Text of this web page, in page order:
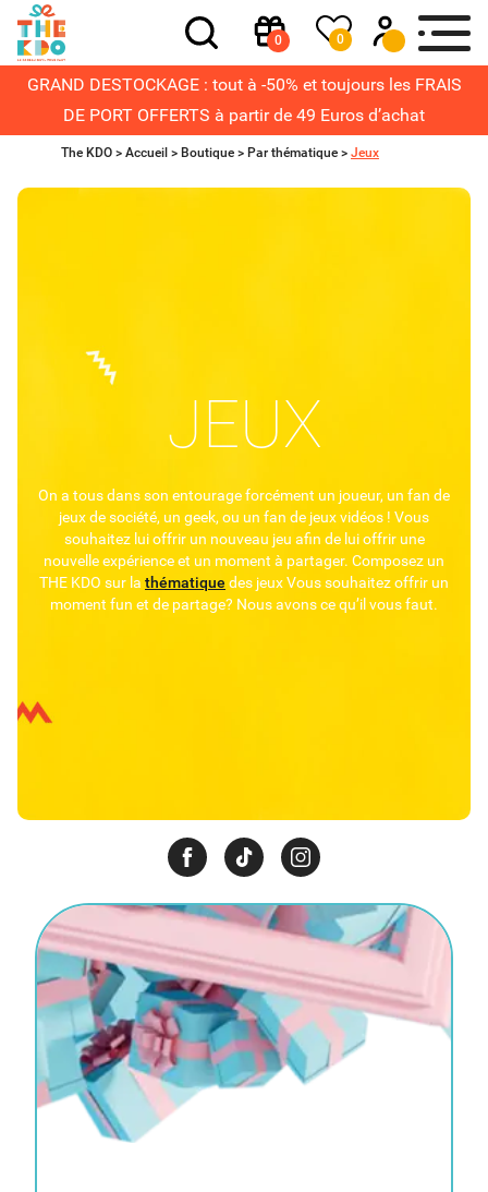
0 0
GRAND DESTOCKAGE : tout à -50% et toujours les FRAIS
DE PORT OFFERTS à partir de 49 Euros d’achat
The KDO > Accueil > Boutique > Par thématique > Jeux
JEUX
On a tous dans son entourage forcément un joueur, un fan de
jeux de société, un geek, ou un fan de jeux vidéos ! Vous
souhaitez lui offrir un nouveau jeu afin de lui offrir une
nouvelle expérience et un moment à partager. Composez un
THE KDO sur la thématique des jeux Vous souhaitez offrir un
moment fun et de partage? Nous avons ce qu’il vous faut.